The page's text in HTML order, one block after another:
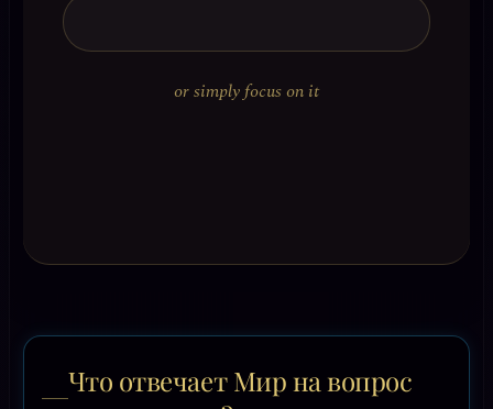
or simply focus on it
Что отвечает Мир на вопрос